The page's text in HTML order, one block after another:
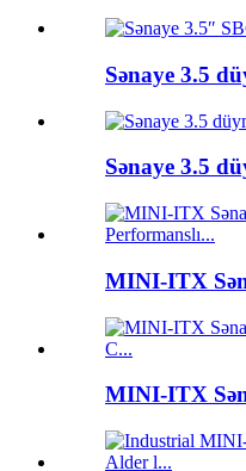
Sənaye 3.5
Sənaye 3.5
MINI-ITX
MINI-ITX